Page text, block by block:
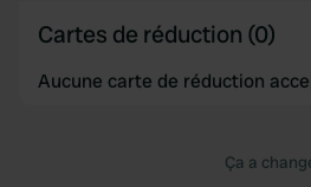
Cartes de réduction (0)
Aucune carte de réduction
Ça a